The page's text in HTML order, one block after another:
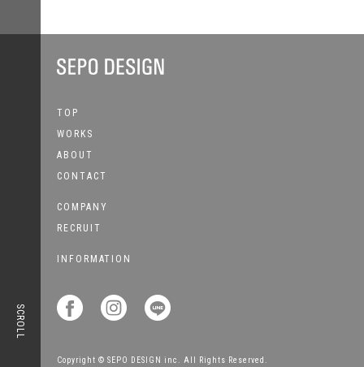
SCROLL
TOP
WORKS
ABOUT
CONTACT
COMPANY
RECRUIT
INFORMATION
  
Copyright © SEPO DESIGN inc. All Rights Reserved.